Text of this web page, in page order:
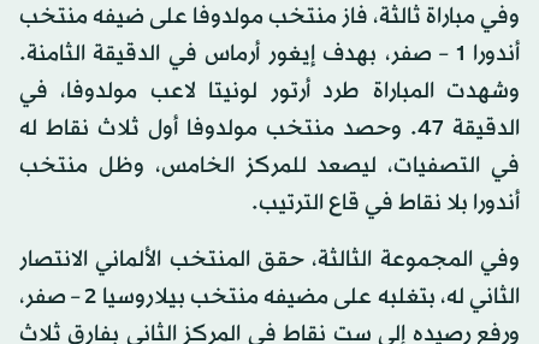
وفي مباراة ثالثة، فاز منتخب مولدوفا على ضيفه منتخب
أندورا 1 – صفر، بهدف إيغور أرماس في الدقيقة الثامنة.
وشهدت المباراة طرد أرتور لونيتا لاعب مولدوفا، في
الدقيقة 47. وحصد منتخب مولدوفا أول ثلاث نقاط له
في التصفيات، ليصعد للمركز الخامس، وظل منتخب
أندورا بلا نقاط في قاع الترتيب.
وفي المجموعة الثالثة، حقق المنتخب الألماني الانتصار
الثاني له، بتغلبه على مضيفه منتخب بيلاروسيا 2 – صفر،
ورفع رصيده إلى ست نقاط في المركز الثاني بفارق ثلاث